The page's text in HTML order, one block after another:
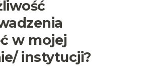
w mojej
instytucji?